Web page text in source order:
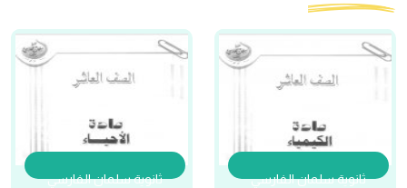
ثانوية سلمان الفارسي ثانوية سلمان الفارسي